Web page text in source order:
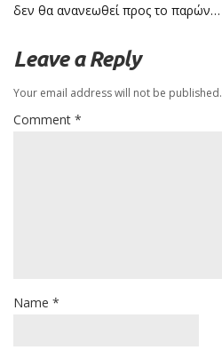
δεν θα ανανεωθεί προς το παρών…
Leave a Reply
Your email address will not be published.
Comment *
Name *